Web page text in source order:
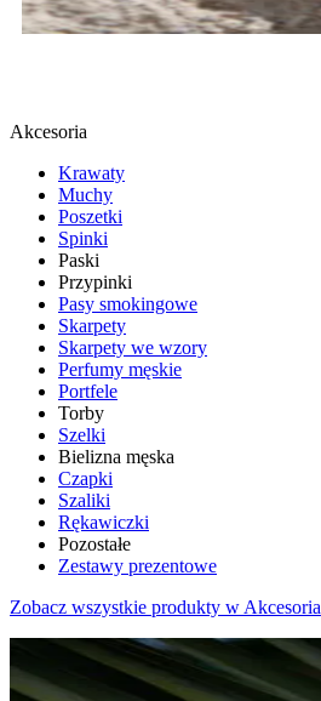
Akcesoria
Krawaty
Muchy
Poszetki
Spinki
Paski
Przypinki
Pasy smokingowe
Skarpety
Skarpety we wzory
Perfumy męskie
Portfele
Torby
Szelki
Bielizna męska
Czapki
Szaliki
Rękawiczki
Pozostałe
Zestawy prezentowe
Zobacz wszystkie produkty w Akcesoria